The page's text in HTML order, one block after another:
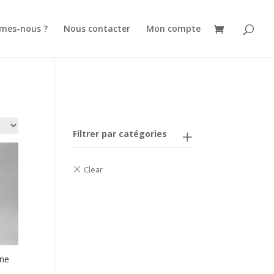
nous ? Nous contacter Mon compte
Filtrer par catégories